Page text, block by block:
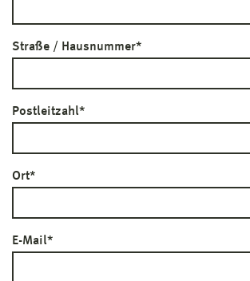
Straße / Hausnummer*
Postleitzahl*
Ort*
E-Mail*